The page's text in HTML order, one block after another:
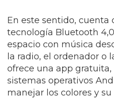
En este sentido, cuenta
tecnología Bluetooth
espacio con música
la radio, el ordenador o
ofrece una app
sistemas operativos
manejar los colores y